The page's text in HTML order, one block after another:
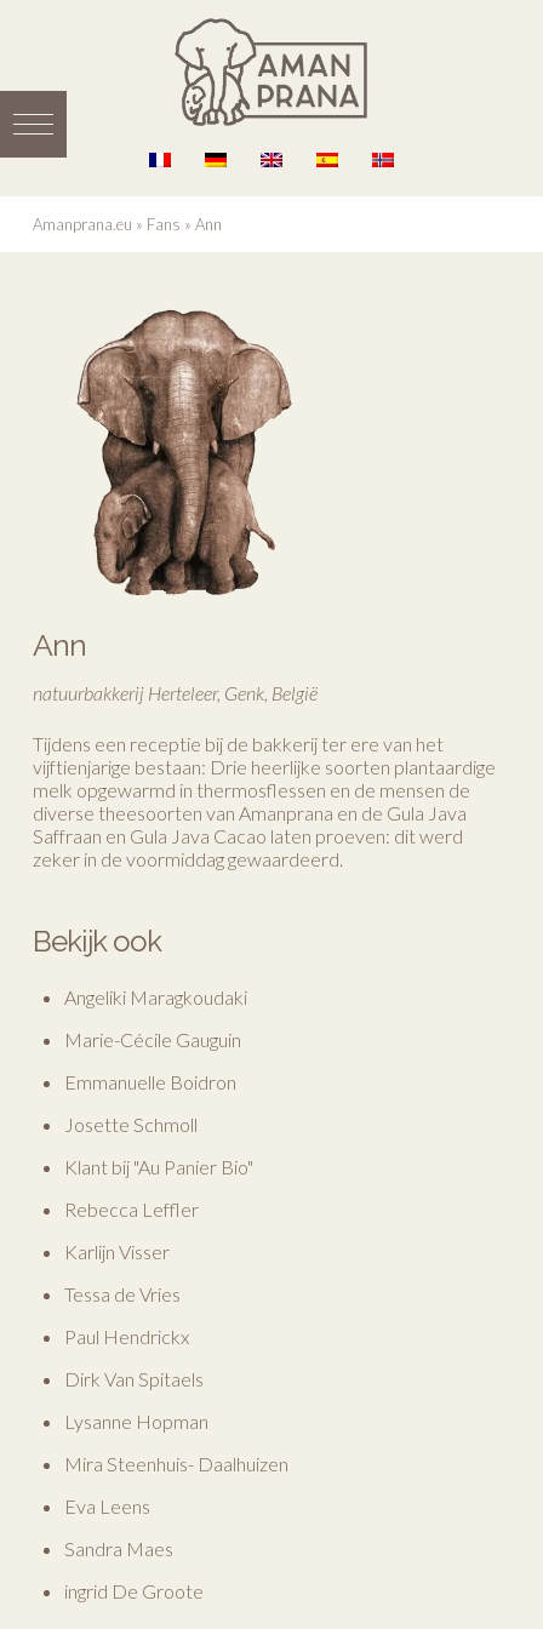
Amanprana.eu » Fans » Ann
Ann
natuurbakkerij Herteleer, Genk, België
Tijdens een receptie bij de bakkerij ter ere van het
vijftienjarige bestaan: Drie heerlijke soorten plantaardige
melk opgewarmd in thermosflessen en de mensen de
diverse theesoorten van Amanprana en de Gula Java
Saffraan en Gula Java Cacao laten proeven: dit werd
zeker in de voormiddag gewaardeerd.
Bekijk ook
Angeliki Maragkoudaki
Marie-Cécile Gauguin
Emmanuelle Boidron
Josette Schmoll
Klant bij "Au Panier Bio"
Rebecca Leffler
Karlijn Visser
Tessa de Vries
Paul Hendrickx
Dirk Van Spitaels
Lysanne Hopman
Mira Steenhuis- Daalhuizen
Eva Leens
Sandra Maes
ingrid De Groote